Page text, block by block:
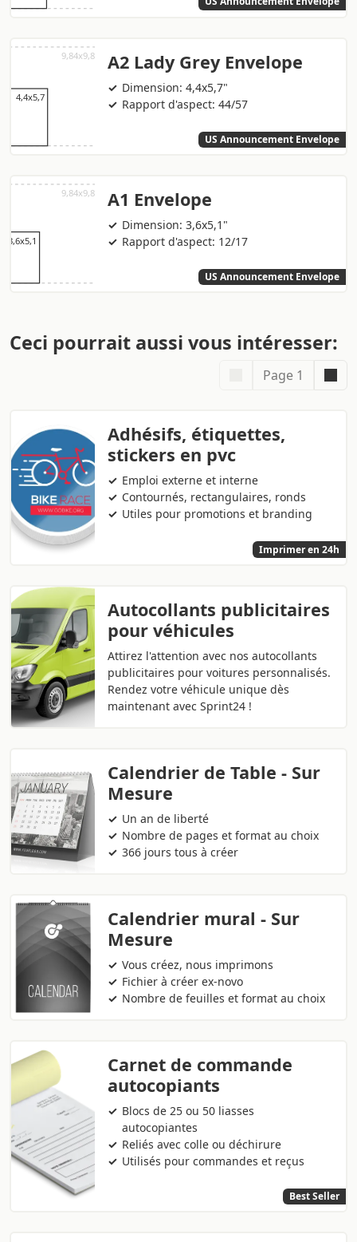
A2 Lady Grey Envelope
Dimension: 4,4x5,7"
Rapport d'aspect: 44/57
US Announcement Envelope
A1 Envelope
Dimension: 3,6x5,1"
Rapport d'aspect: 12/17
US Announcement Envelope
Ceci pourrait aussi vous intéresser:
Page 1
Adhésifs, étiquettes,
stickers en pvc
Emploi externe et interne
Contournés, rectangulaires, ronds
Utiles pour promotions et branding
Imprimer en 24h
Autocollants publicitaires
pour véhicules
Attirez l'attention avec nos autocollants
publicitaires pour voitures personnalisés.
Rendez votre véhicule unique dès
maintenant avec Sprint24 !
Calendrier de Table - Sur
Mesure
Un an de liberté
Nombre de pages et format au choix
366 jours tous à créer
Calendrier mural - Sur
Mesure
Vous créez, nous imprimons
Fichier à créer ex-novo
Nombre de feuilles et format au choix
Carnet de commande
autocopiants
Blocs de 25 ou 50 liasses
autocopiantes
Reliés avec colle ou déchirure
Utilisés pour commandes et reçus
Best Seller